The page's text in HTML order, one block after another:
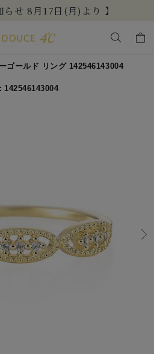
らせ 8月17日(月)より 】
キーワードで検索する
EAU DOUCE４℃
すべてのジュエリー
ゴールド リング 142546143004
142546143004